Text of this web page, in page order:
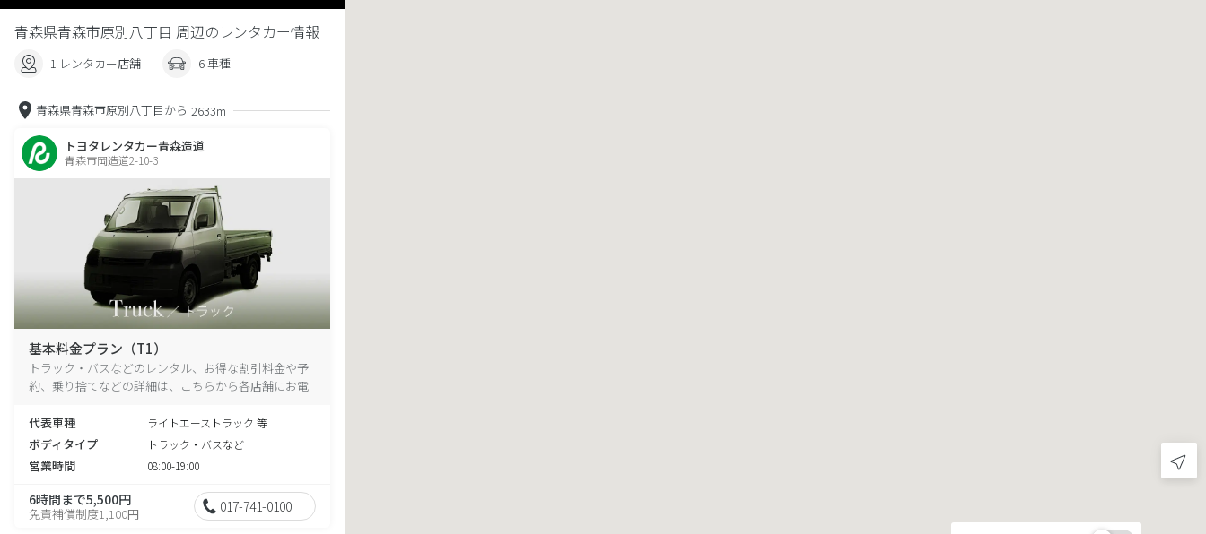
青森県青森市原別八丁目 周辺のレンタカー情報
1 レンタカー店舗 6 車種
青森県青森市原別八丁目から 2633m
トヨタレンタカー青森造道
青森市岡造道2-10-3
基本料金プラン（T1）
トラック・バスなどのレンタル、お得な割引料金や予
約、乗り捨てなどの詳細は、こちらから各店舗にお電
代表車種
ライトエーストラック 等
ボディタイプ トラック・バスなど
営業時間 08:00-19:00
6時間まで5,500円
免責補償制度1,100円 017-741-0100